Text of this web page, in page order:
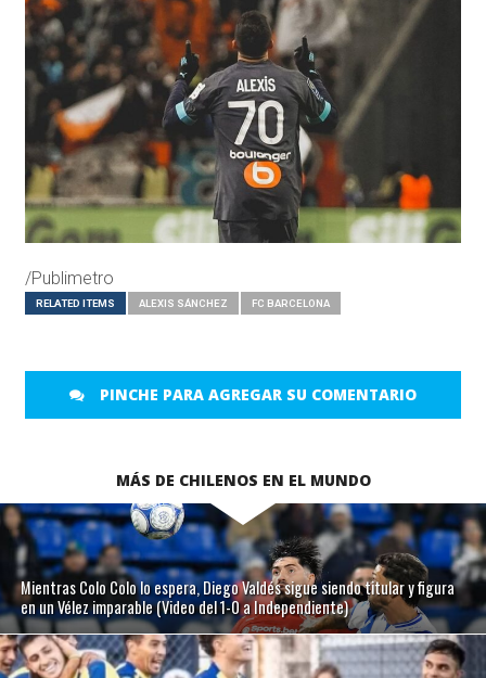
/Publimetro
RELATED ITEMS ALEXIS SÁNCHEZ FC BARCELONA
PINCHE PARA AGREGAR SU COMENTARIO
MÁS DE CHILENOS EN EL MUNDO
Mientras Colo Colo lo espera, Diego Valdés sigue siendo titular y figura
en un Vélez imparable (Video del 1-0 a Independiente)